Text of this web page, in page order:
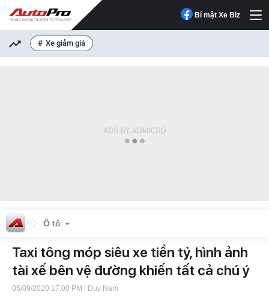
Bí mật Xe Biz
Xe giảm giá
Ô tô
Taxi tông móp siêu xe tiền tỷ, hình ảnh
tài xế bên vệ đường khiến tất cả chú ý
05/09/2020 17:00 PM | Duy Nam